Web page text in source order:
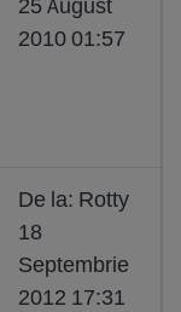
2010 01:57
De la: Rotty
18
Septembrie
2012 17:31